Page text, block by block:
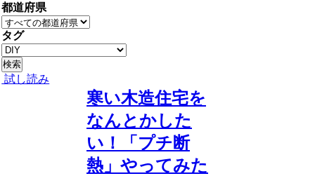
都道府県
タグ
試し読み
寒い木造住宅を
なんとかした
い！「プチ断
熱」やってみた